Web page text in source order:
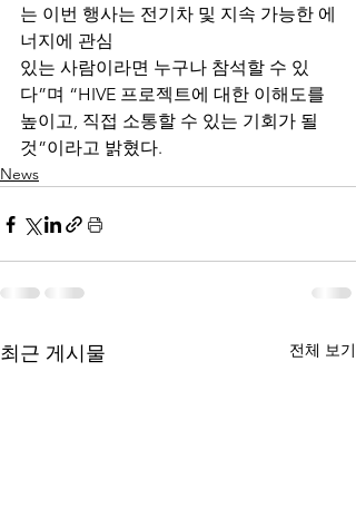
는 이번 행사는 전기차 및 지속 가능한 에
너지에 관심
있는 사람이라면 누구나 참석할 수 있
다”며 “HIVE 프로젝트에 대한 이해도를
높이고, 직접 소통할 수 있는 기회가 될
것”이라고 밝혔다.
News
최근 게시물 전체 보기